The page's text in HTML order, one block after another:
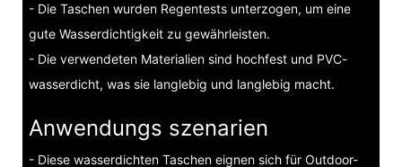
- Die Taschen wurden Regentests unterzogen, um eine
gute Wasserdichtigkeit zu gewährleisten.
- Die verwendeten Materialien sind hochfest und PVC-
wasserdicht, was sie langlebig und langlebig macht.
Anwendungs szenarien
- Diese wasserdichten Taschen eignen sich für Outdoor-